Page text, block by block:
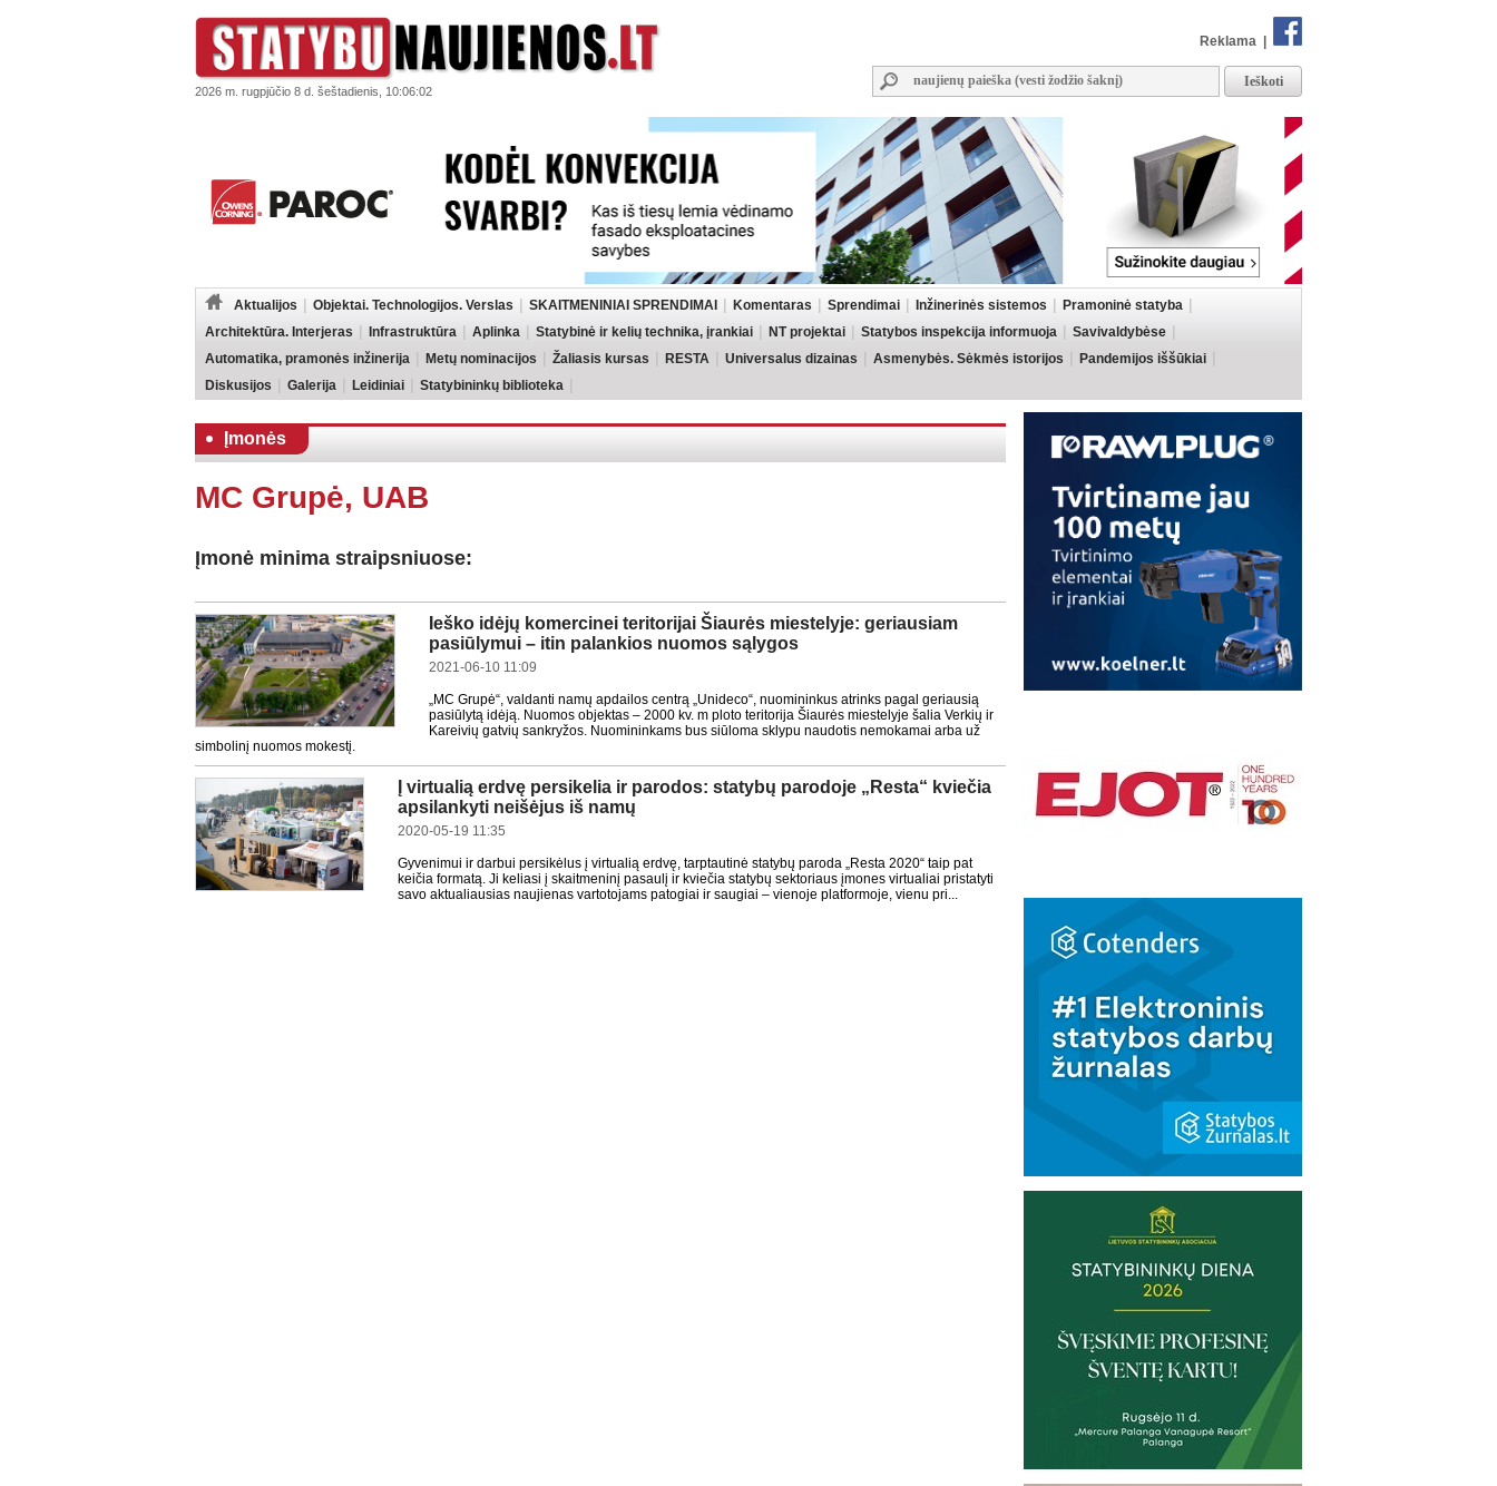
2026 m. rugpjūčio 8 d. šeštadienis, 10:06:02
Reklama
Aktualijos Objektai. Technologijos. Verslas SKAITMENINIAI SPRENDIMAI Komentaras Sprendimai Inžinerinės sistemos
Pramoninė statyba
Architektūra. Interjeras
Infrastruktūra Aplinka Statybinė ir kelių technika, įrankiai NT projektai Statybos inspekcija informuoja
Savivaldybėse
Automatika, pramonės inžinerija
Metų nominacijos Žaliasis kursas RESTA Universalus dizainas Asmenybės. Sėkmės istorijos
Pandemijos iššūkiai
Diskusijos
Galerija Leidiniai Statybininkų biblioteka
Įmonės
MC Grupė, UAB
Įmonė minima straipsniuose:
Ieško idėjų komercinei teritorijai Šiaurės miestelyje: geriausiam
pasiūlymui – itin palankios nuomos sąlygos
2021-06-10 11:09
„MC Grupė“, valdanti namų apdailos centrą „Unideco“, nuomininkus atrinks pagal geriausią
pasiūlytą idėją. Nuomos objektas – 2000 kv. m ploto teritorija Šiaurės miestelyje šalia Verkių ir
Kareivių gatvių sankryžos. Nuomininkams bus siūloma sklypu naudotis nemokamai arba už
simbolinį nuomos mokestį.
Į virtualią erdvę persikelia ir parodos: statybų parodoje „Resta“ kviečia
apsilankyti neišėjus iš namų
2020-05-19 11:35
Gyvenimui ir darbui persikėlus į virtualią erdvę, tarptautinė statybų paroda „Resta 2020“ taip pat
keičia formatą. Ji keliasi į skaitmeninį pasaulį ir kviečia statybų sektoriaus įmones virtualiai pristatyti
savo aktualiausias naujienas vartotojams patogiai ir saugiai – vienoje platformoje, vienu pri...